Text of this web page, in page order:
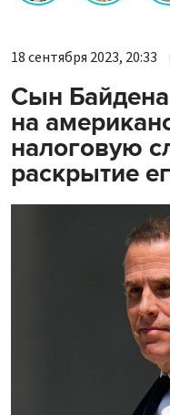
18 сентября 2023, 20:33
Сын
на
налоговую
раскрытие